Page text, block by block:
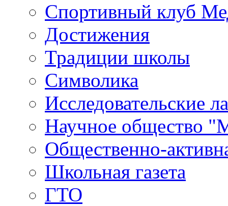
Спортивный клуб
Достижения
Традиции школы
Символика
Исследовательские
Научное общество
Общественно-
Школьная газета
ГТО